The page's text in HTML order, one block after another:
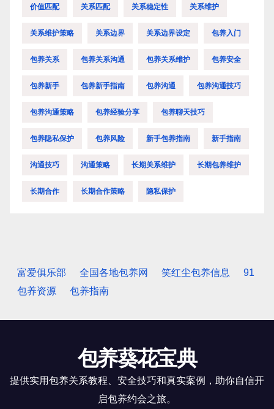
价值匹配 关系匹配 关系稳定性 关系维护
关系维护策略 关系边界 关系边界设定 包养入门
包养关系 包养关系沟通 包养关系维护 包养安全
包养新手 包养新手指南 包养沟通 包养沟通技巧
包养沟通策略 包养经验分享 包养聊天技巧
包养隐私保护 包养风险 新手包养指南 新手指南
沟通技巧 沟通策略 长期关系维护 长期包养维护
长期合作 长期合作策略 隐私保护
富爱俱乐部 全国各地包养网 笑红尘包养信息
91
包养资源
包养指南
包养葵花宝典
提供实用包养关系教程、安全技巧和真实案例，助你自信开
启包养约会之旅。